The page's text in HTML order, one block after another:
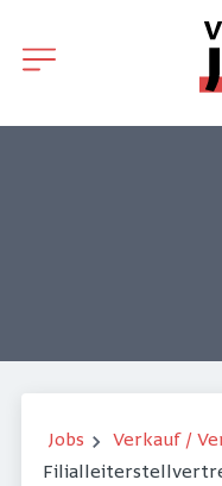
Jobs
Verkauf /